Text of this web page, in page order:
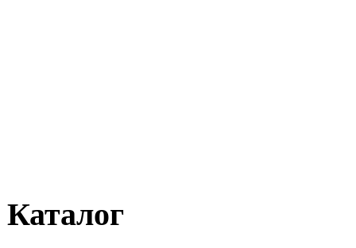
Каталог